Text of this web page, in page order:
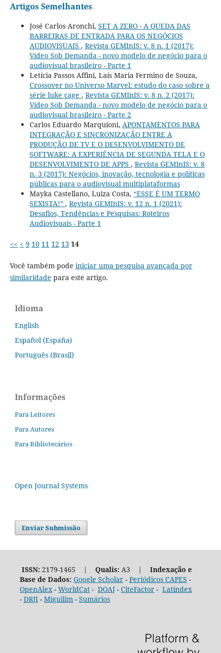
Artigos Semelhantes
José Carlos Aronchi, SET A ZERO - A QUEDA DAS
BARREIRAS DE ENTRADA PARA OS NEGÓCIOS
AUDIOVISUAIS , Revista GEMInIS: v. 8 n. 1 (2017):
Vídeo Sob Demanda - novo modelo de negócio para o
audiovisual brasileiro - Parte 1
Letícia Passos Affini, Laís Maria Fermino de Souza,
Crossover no Universo Marvel: estudo do caso sobre a
série luke cage , Revista GEMInIS: v. 8 n. 2 (2017):
Vídeo Sob Demanda - novo modelo de negócio para o
audiovisual brasileiro - Parte 2
Carlos Eduardo Marquioni, APONTAMENTOS PARA
INTEGRAÇÃO E SINCRONIZAÇÃO ENTRE A
PRODUÇÃO DE TV E O DESENVOLVIMENTO DE
SOFTWARE: A EXPERIÊNCIA DE SEGUNDA TELA E O
DESENVOLVIMENTO DE APPS , Revista GEMInIS: v. 8
n. 3 (2017): Negócios, inovação, tecnologia e políticas
públicas para o audiovisual multiplataformas
Mayka Castellano, Luiza Costa, “ESSE É UM TERMO
SEXISTA!” , Revista GEMInIS: v. 12 n. 1 (2021):
Desafios, Tendências e Pesquisas: Roteiros
Audiovisuais - Parte 1
<< < 9 10 11 12 13 14
Você também pode iniciar uma pesquisa avançada por
similaridade para este artigo.
Idioma
English
Español (España)
Português (Brasil)
Informações
Para Leitores
Para Autores
Para Bibliotecários
Open Journal Systems
Enviar Submissão
ISSN:2179-1465 | Qualis:A3 | Indexação e
Base de Dados: Google Scholar- Periódicos CAPES -
OpenAlex- WorldCat- DOAJ- CiteFactor- Latindex
- DRJI- Miguilim - Sumários